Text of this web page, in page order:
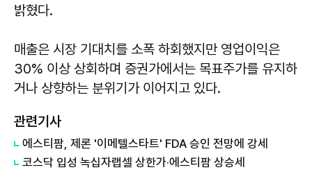
밝혔다.
매출은 시장 기대치를 소폭 하회했지만 영업이익은
30% 이상 상회하며 증권가에서는 목표주가를 유지하
거나 상향하는 분위기가 이어지고 있다.
관련기사
에스티팜, 제론 '이메텔스타트' FDA 승인 전망에 강세
코스닥 입성 녹십자랩셀 상한가·에스티팜 상승세